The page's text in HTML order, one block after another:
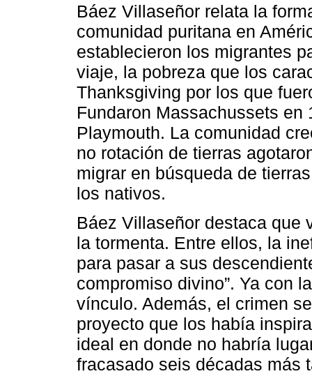
Báez Villaseñor relata la
comunidad puritana en
establecieron los migrantes
viaje, la pobreza que los
Thanksgiving por los que
Fundaron Massachussets
Playmouth. La comunidad
no rotación de tierras
migrar en búsqueda de
los nativos.
Báez Villaseñor destaca que
la tormenta. Entre ellos, la
para pasar a sus
compromiso divino”. Ya con
vínculo. Además, el crimen
proyecto que los había
ideal en donde no habría
fracasado seis décadas más